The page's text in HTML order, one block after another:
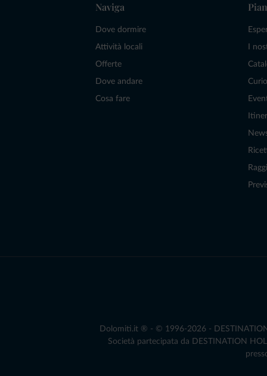
Naviga
Dove dormire
Attività locali
Offerte
Dove andare
Cosa fare
I
Dolomiti.it ® - © 1996-2026 - DESTINATION
Società partecipata da DESTINATION